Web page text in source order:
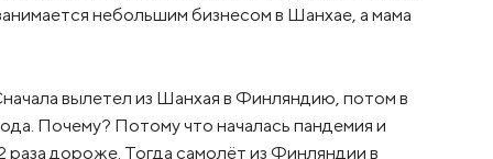
небольшим бизнесом в Шанхае, а мама
вылетел из Шанхая в Финляндию, потом в
Почему? Потому что началась пандемия и
дороже. Тогда самолёт из Финляндии в